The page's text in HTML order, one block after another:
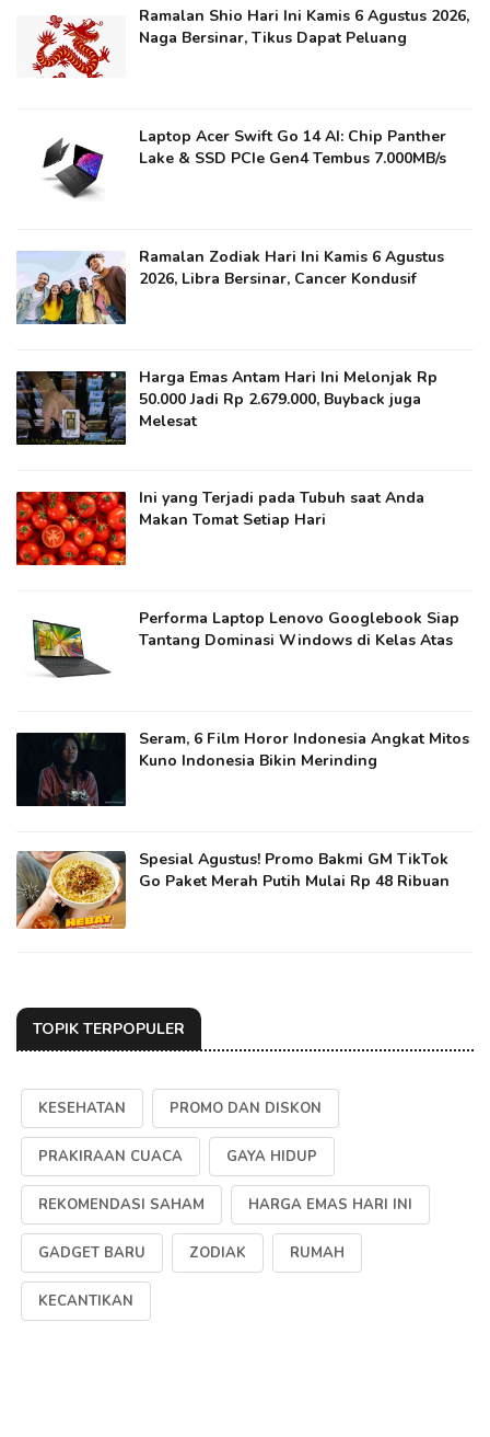
Ramalan Shio Hari Ini Kamis 6 Agustus 2026,
Naga Bersinar, Tikus Dapat Peluang
Laptop Acer Swift Go 14 AI: Chip Panther
Lake & SSD PCIe Gen4 Tembus 7.000MB/s
Ramalan Zodiak Hari Ini Kamis 6 Agustus
2026, Libra Bersinar, Cancer Kondusif
Harga Emas Antam Hari Ini Melonjak Rp
50.000 Jadi Rp 2.679.000, Buyback juga
Melesat
Ini yang Terjadi pada Tubuh saat Anda
Makan Tomat Setiap Hari
Performa Laptop Lenovo Googlebook Siap
Tantang Dominasi Windows di Kelas Atas
Seram, 6 Film Horor Indonesia Angkat Mitos
Kuno Indonesia Bikin Merinding
Spesial Agustus! Promo Bakmi GM TikTok
Go Paket Merah Putih Mulai Rp 48 Ribuan
TOPIK TERPOPULER
KESEHATAN PROMO DAN DISKON
PRAKIRAAN CUACA GAYA HIDUP
REKOMENDASI SAHAM HARGA EMAS HARI INI
GADGET BARU ZODIAK RUMAH
KECANTIKAN